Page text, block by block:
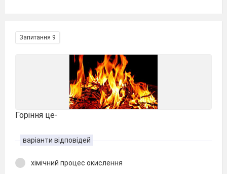
Запитання 9
Горіння це-
варіанти відповідей
хімічний процес окислення